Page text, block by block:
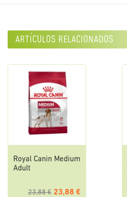
artículos relacionados
Royal Canin Medium
Adult
23,88 € 23,88 €